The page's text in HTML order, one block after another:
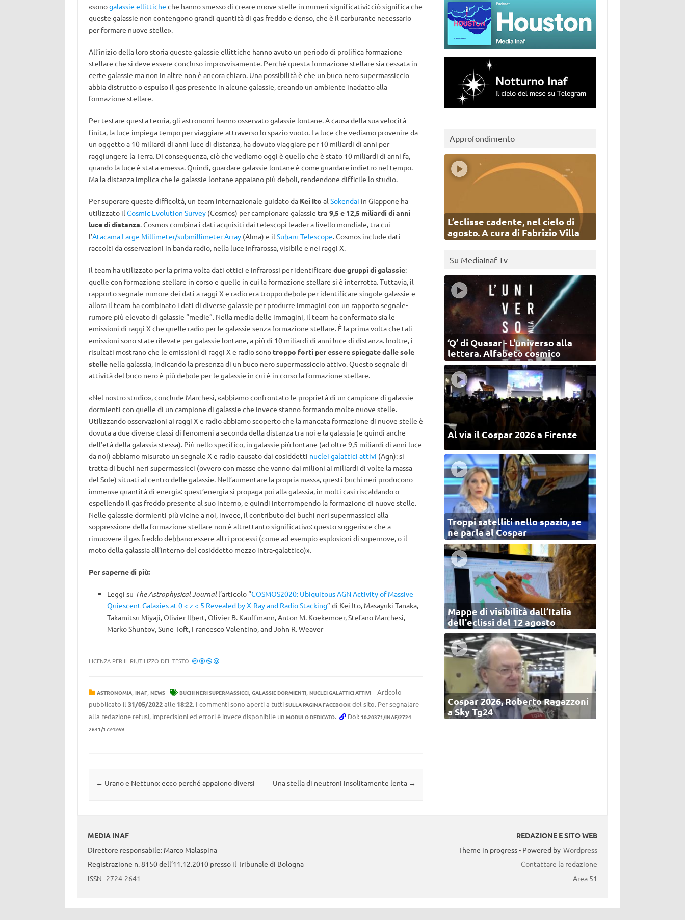
«sonogalassie ellittiche che hanno smesso di creare nuove stelle in numeri significativi: ciò significa che
queste galassie non contengono grandi quantità di gas freddo e denso, che è il carburante necessario
per formare nuove stelle».
All’inizio della loro storia queste galassie ellittiche hanno avuto un periodo di prolifica formazione
stellare che si deve essere concluso improvvisamente. Perché questa formazione stellare sia cessata in
certe galassie ma non in altre non è ancora chiaro. Una possibilità è che un buco nero supermassiccio
abbia distrutto o espulso il gas presente in alcune galassie, creando un ambiente inadatto alla
formazione stellare.
Per testare questa teoria, gli astronomi hanno osservato galassie lontane. A causa della sua velocità
finita, la luce impiega tempo per viaggiare attraverso lo spazio vuoto. La luce che vediamo provenire da
un oggetto a 10 miliardi di anni luce di distanza, ha dovuto viaggiare per 10 miliardi di anni per
raggiungere la Terra. Di conseguenza, ciò che vediamo oggi è quello che è stato 10 miliardi di anni fa,
quando la luce è stata emessa. Quindi, guardare galassie lontane è come guardare indietro nel tempo.
Ma la distanza implica che le galassie lontane appaiano più deboli, rendendone difficile lo studio.
Per superare queste difficoltà, un team internazionale guidato da Kei Ito al Sokendai in Giappone ha
utilizzato il Cosmic Evolution Survey(Cosmos) per campionare galassie tra 9,5 e 12,5 miliardi di anni
luce di distanza. Cosmos combina i dati acquisiti dai telescopi leader a livello mondiale, tra cui
l’Atacama Large Millimeter/submillimeter Array(Alma) e il Subaru Telescope. Cosmos include dati
raccolti da osservazioni in banda radio, nella luce infrarossa, visibile e nei raggi X.
Il team ha utilizzato per la prima volta dati ottici e infrarossi per identificare due gruppi di galassie:
quelle con formazione stellare in corso e quelle in cui la formazione stellare si è interrotta. Tuttavia, il
rapporto segnale-rumore dei dati a raggi X e radio era troppo debole per identificare singole galassie e
allora il team ha combinato i dati di diverse galassie per produrre immagini con un rapporto segnale-
rumore più elevato di galassie “medie”. Nella media delle immagini, il team ha confermato sia le
emissioni di raggi X che quelle radio per le galassie senza formazione stellare. È la prima volta che tali
emissioni sono state rilevate per galassie lontane, a più di 10 miliardi di anni luce di distanza. Inoltre, i
risultati mostrano che le emissioni di raggi X e radio sono troppo forti per essere spiegate dalle sole
stellenella galassia, indicando la presenza di un buco nero supermassiccio attivo. Questo segnale di
attività del buco nero è più debole per le galassie in cui è in corso la formazione stellare.
«Nel nostro studio», conclude Marchesi, «abbiamo confrontato le proprietà di un campione di galassie
dormienti con quelle di un campione di galassie che invece stanno formando molte nuove stelle.
Utilizzando osservazioni ai raggi X e radio abbiamo scoperto che la mancata formazione di nuove stelle è
dovuta a due diverse classi di fenomeni a seconda della distanza tra noi e la galassia (e quindi anche
dell’età della galassia stessa). Più nello specifico, in galassie più lontane (ad oltre 9,5 miliardi di anni luce
da noi) abbiamo misurato un segnale X e radio causato dai cosiddetti nuclei galattici attivi (Agn): si
tratta di buchi neri supermassicci (ovvero con masse che vanno dai milioni ai miliardi di volte la massa
del Sole) situati al centro delle galassie. Nell’aumentare la propria massa, questi buchi neri producono
immense quantità di energia: quest’energia si propaga poi alla galassia, in molti casi riscaldando o
espellendo il gas freddo presente al suo interno, e quindi interrompendo la formazione di nuove stelle.
Nelle galassie dormienti più vicine a noi, invece, il contributo dei buchi neri supermassicci alla
soppressione della formazione stellare non è altrettanto significativo: questo suggerisce che a
rimuovere il gas freddo debbano essere altri processi (come ad esempio esplosioni di supernove, o il
moto della galassia all’interno del cosiddetto mezzo intra-galattico)».
Per saperne di più:
Leggi su The Astrophysical Journall’articolo “COSMOS2020: Ubiquitous AGN Activity of Massive
Quiescent Galaxies at 0 < z < 5 Revealed by X-Ray and Radio Stacking” di Kei Ito, Masayuki Tanaka,
Takamitsu Miyaji, Olivier Ilbert, Olivier B. Kauffmann, Anton M. Koekemoer, Stefano Marchesi,
Marko Shuntov, Sune Toft, Francesco Valentino, and John R. Weaver
LICENZA PER IL RIUTILIZZO DEL TESTO:
ASTRONOMIA, INAF, NEWS BUCHI NERI SUPERMASSICCI, GALASSIE DORMIENTI, NUCLEI GALATTICI ATTIVI
Articolo
pubblicato il 31/05/2022alle 18:22. I commenti sono aperti a tutti SULLA PAGINA FACEBOOKdel sito. Per segnalare
alla redazione refusi, imprecisioni ed errori è invece disponibile un MODULO DEDICATO. Doi: 10.20371/INAF/2724-
2641/1724269
Navigazione articolo
← Urano e Nettuno: ecco perché appaiono diversi Una stella di neutroni insolitamente lenta →
Approfondimento
L’eclisse cadente, nel cielo di
agosto. A cura di Fabrizio Villa
Su MediaInaf Tv
‘Q’ di Quasar - L'universo alla
lettera. Alfabeto cosmico
Al via il Cospar 2026 a Firenze
Troppi satelliti nello spazio, se
ne parla al Cospar
Mappe di visibilità dall’Italia
dell'eclissi del 12 agosto
Cospar 2026, Roberto Ragazzoni
a Sky Tg24
MEDIA INAF
Direttore responsabile: Marco Malaspina
Registrazione n. 8150 dell’11.12.2010 presso il Tribunale di Bologna
ISSN 2724-2641
REDAZIONE E SITO WEB
Theme in progress - Powered by Wordpress
Contattare la redazione
Area 51